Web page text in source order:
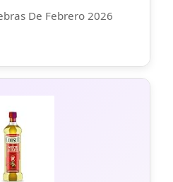
De Febrero 2026